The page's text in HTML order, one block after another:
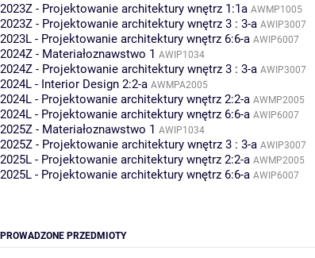
2023Z - Projektowanie architektury wnętrz 1:1a AWMP1005
2023Z - Projektowanie architektury wnętrz 3 : 3-a AWIP3007
2023L - Projektowanie architektury wnętrz 6:6-a AWIP6007
2024Z - Materiałoznawstwo 1 AWIP1034
2024Z - Projektowanie architektury wnętrz 3 : 3-a AWIP3007
2024L - Interior Design 2:2-a AWMPA2005
2024L - Projektowanie architektury wnętrz 2:2-a AWMP2005
2024L - Projektowanie architektury wnętrz 6:6-a AWIP6007
2025Z - Materiałoznawstwo 1 AWIP1034
2025Z - Projektowanie architektury wnętrz 3 : 3-a AWIP3007
2025L - Projektowanie architektury wnętrz 2:2-a AWMP2005
2025L - Projektowanie architektury wnętrz 6:6-a AWIP6007
PROWADZONE PRZEDMIOTY